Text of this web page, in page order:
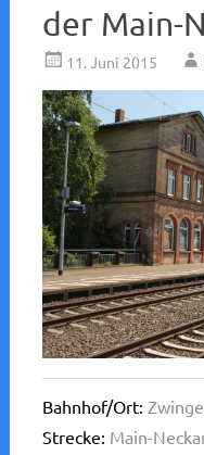
der Main-
11. Juni 2015
Bahnhof/Ort:
Strecke: Main-